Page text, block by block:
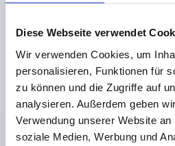
Diese Webseite verwendet
Wir verwenden Cookies, um
personalisieren, Funktionen für
zu können und die Zugriffe auf
analysieren. Außerdem geben
Verwendung unserer Website
soziale Medien, Werbung und
K0494 A
VERSCHLUSSSTOPFEN FÜR
FORM:A, POLYETHYLEN